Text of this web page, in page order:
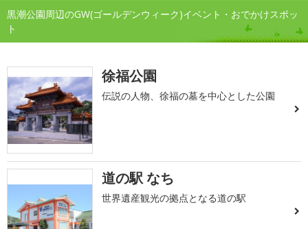
黒潮公園周辺のGW(ゴールデンウィーク)イベント・おでかけスポッ
ト
徐福公園
伝説の人物、徐福の墓を中心とした公園
道の駅 なち
世界遺産観光の拠点となる道の駅